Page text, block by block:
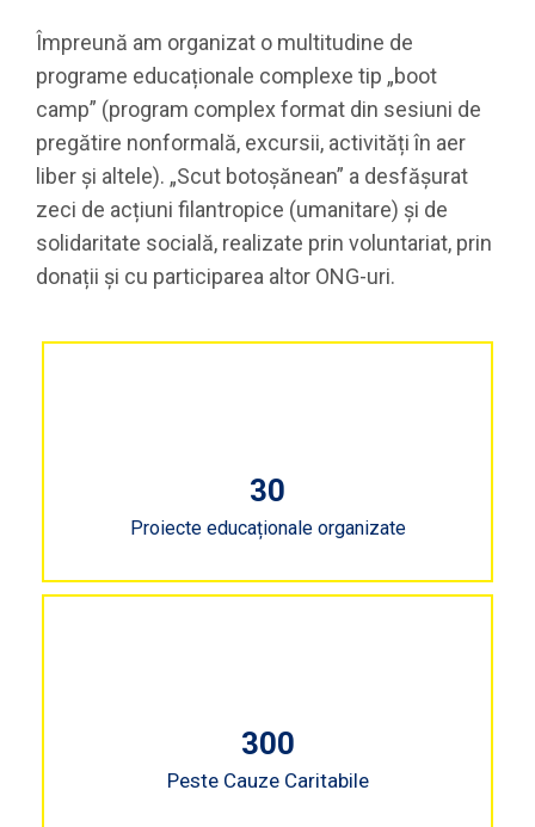
Împreună am organizat o multitudine de
programe educaționale complexe tip „boot
camp” (program complex format din sesiuni de
pregătire nonformală, excursii, activități în aer
liber şi altele). „Scut botoșănean” a desfășurat
zeci de acțiuni filantropice (umanitare) și de
solidaritate socială, realizate prin voluntariat, prin
donații și cu participarea altor ONG-uri.
30
Proiecte educaționale organizate
300
Peste Cauze Caritabile